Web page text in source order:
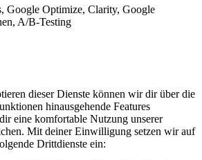
Google Optimize, Clarity, Google
A/B-Testing
dieser Dienste können wir dir über die
hinausgehende Features
eine komfortable Nutzung unserer
Mit deiner Einwilligung setzen wir auf
Drittdienste ein: